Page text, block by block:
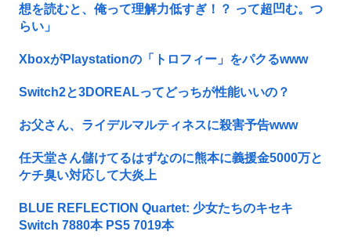
想を読むと、俺って理解力低すぎ！？ って超凹む。つ
らい」
XboxがPlaystationの「トロフィー」をパクるwww
Switch2と3DOREALってどっちが性能いいの？
お父さん、ライデルマルティネスに殺害予告www
任天堂さん儲けてるはずなのに熊本に義援金5000万と
ケチ臭い対応して大炎上
BLUE REFLECTION Quartet: 少女たちのキセキ
Switch 7880本 PS5 7019本